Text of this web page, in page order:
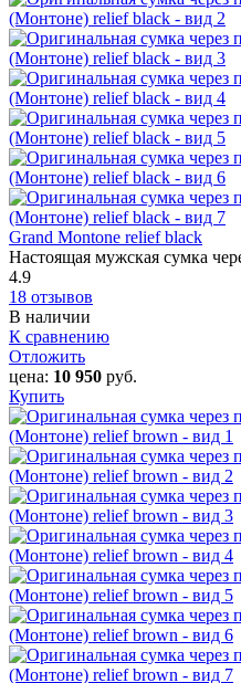
Grand Montone relief black
Настоящая мужская сумка
4.9
18 отзывов
В наличии
К сравнению
Отложить
цена: 10 950 руб.
Купить